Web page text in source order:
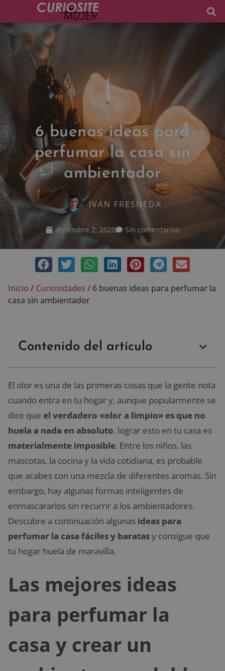
6 buenas ideas para
perfumar la casa sin
ambientador
IVÁN FRESNEDA
diciembre 2, 2020 Sin comentarios
Inicio / Curiosidades / 6 buenas ideas para perfumar la
casa sin ambientador
Contenido del artículo
El olor es una de las primeras cosas que la gente nota
cuando entra en tu hogar y, aunque popularmente se
dice que el verdadero «olor a limpio» es que no
huela a nada en absoluto, lograr esto en tu casa es
materialmente imposible. Entre los niños, las
mascotas, la cocina y la vida cotidiana, es probable
que acabes con una mezcla de diferentes aromas. Sin
embargo, hay algunas formas inteligentes de
enmascararlos sin recurrir a los ambientadores.
Descubre a continuación algunas ideas para
perfumar la casa fáciles y baratasy consigue que
tu hogar huela de maravilla.
Las mejores ideas
para perfumar la
casa y crear un